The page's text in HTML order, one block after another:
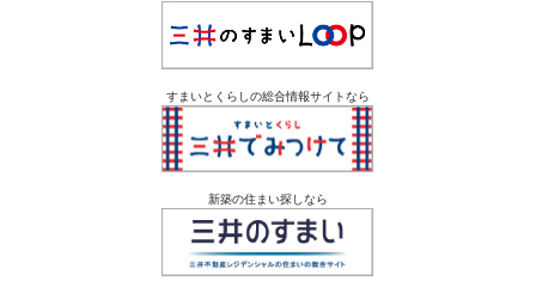
すまいとくらしの総合情報サイトなら
新築の住まい探しなら